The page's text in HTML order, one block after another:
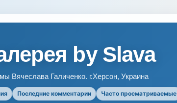
by Slava
Вячеслава Галиченко. г.Херсон, Украина
Последние комментарии Часто просматриваемые